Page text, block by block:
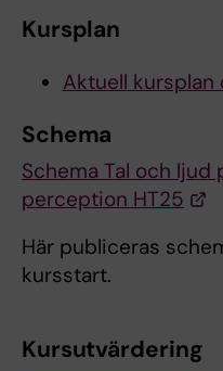
Kursplan
Aktuell
Schema
Schema Tal och
perception HT25
Här publiceras
kursstart.
Kursutvärdering